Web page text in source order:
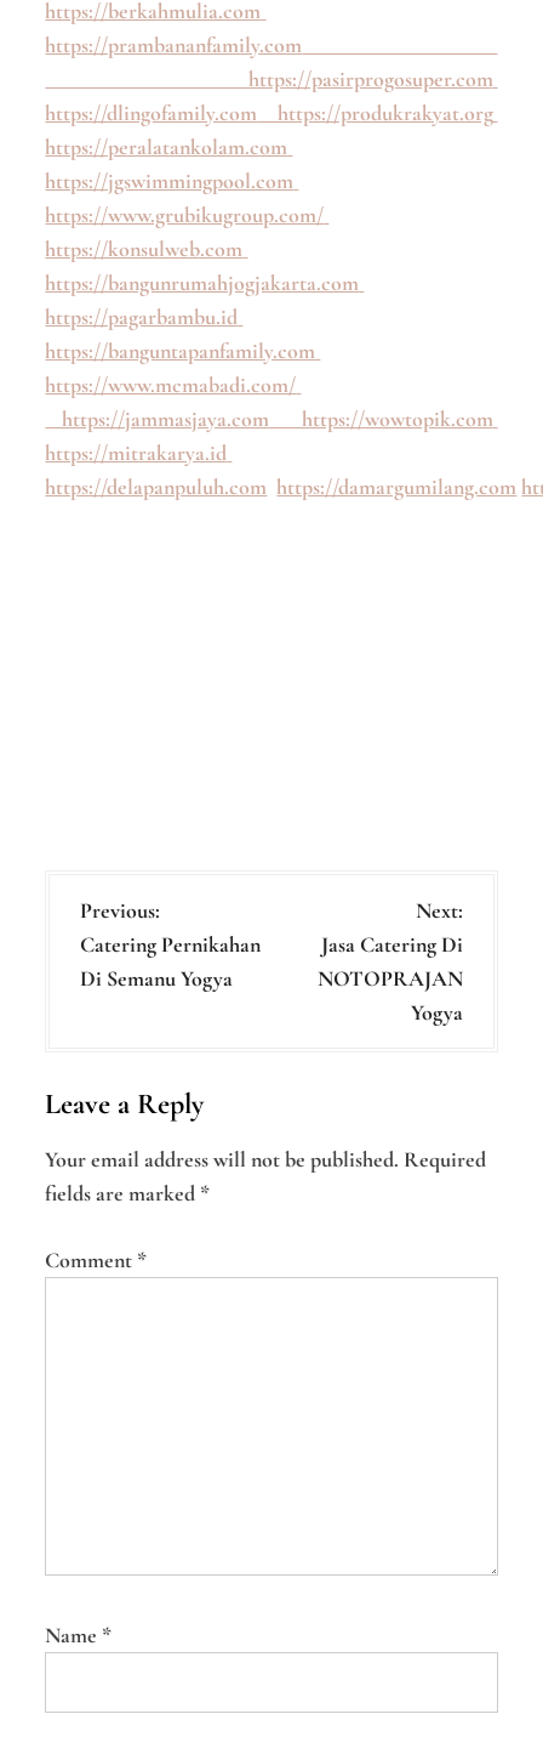
https://berkahmulia.com
https://prambananfamily.com
https://pasirprogosuper.com
https://dlingofamily.com https://produkrakyat.org
https://peralatankolam.com
https://jgswimmingpool.com
https://www.grubikugroup.com/
https://konsulweb.com
https://bangunrumahjogjakarta.com
https://pagarbambu.id
https://banguntapanfamily.com
https://www.mcmabadi.com/
https://jammasjaya.com https://wowtopik.com
https://mitrakarya.id
https://delapanpuluh.com https://damargumilang.com
P
o
s
a
v
i
g
Previous:
Catering Pernikahan
Di Semanu Yogya
Next:
Jasa Catering Di
NOTOPRAJAN
Yogya
Leave a Reply
Your email address will not be published. Required
fields are marked *
Comment *
Name *